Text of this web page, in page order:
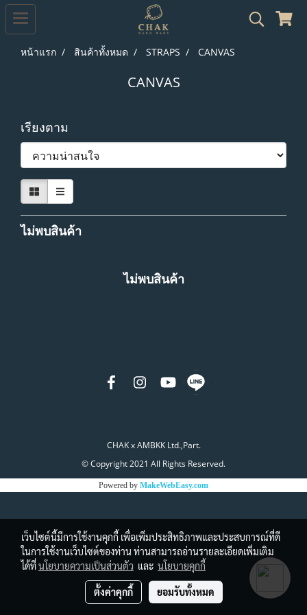
หน้าแรก สินค้าทั้งหมด STRAPS CANVAS
CANVAS
เรียงตาม
ไม่พบสินค้า
ไม่พบสินค้า
CHAK x AMBKK Ltd.,Part.
© Copyright 2021 All Rights Reserved.
Powered by MakeWebEasy.com
เว็บไซต์นี้มีการใช้งานคุกกี้ เพื่อเพิ่มประสิทธิภาพและประสบการณ์ที่ดี
ในการใช้งานเว็บไซต์ของท่าน ท่านสามารถอ่านรายละเอียดเพิ่มเติม
ได้ที่นโยบายความเป็นส่วนตัว และ นโยบายคุกกี้
ตั้งค่าคุกกี้ ยอมรับทั้งหมด